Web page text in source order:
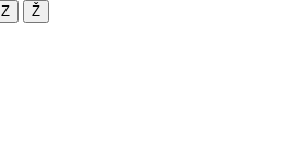
Z Ž